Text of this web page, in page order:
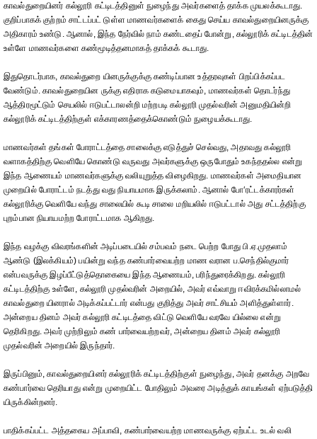
காவல்துறையினர் கல்லூரி கட்டிடத்தினுள் நுழைந்து அவர்களைத் தாக்க முயலக்கூடாது.
குறிப்பாகக் குற்றம் சாட்டப்பட் டுள்ள மாணவர்களைக் கைது செய்ய காவல்துறையினருக்கு
அதிகாரம் உண்டு. ஆனால், இந்த நேர்வில் நாம் கண்டதைப் போன்று, கல்லூரிக் கட்டிடத்தின்
உள்ளே மாணவர்களை கண்மூடித்தனமாகத் தாக்கக் கூடாது.
இதுதொடர்பாக, காவல்துறை யினருக்குக்கு கண்டிப்பான உத்தரவுகள் பிறப்பிக்கப்பட
வேண்டும். காவல்துறையின ருக்கு எதிராக கடுமையாகவும், மாணவர்கள் தொடர்ந்து
ஆத்திரமூட்டும் செயலில் ஈடுபட்டாலன்றி மற்றபடி கல்லூரி முதல்வரின் அனுமதியின்றி
கல்லூரிக் கட்டிடத்திற்குள் எக்காரணத்தைக்கொண்டும் நுழையக்கூடாது.
மாணவர்கள் தங்கள் போராட்டத்தை சாலைக்கு எடுத்துச் செல்வது, அதாவது கல்லூரி
வளாகத்திற்கு வெளியே கொண்டு வருவது அவர்களுக்கு ஒருபோதும் உகந்ததல்ல என்று
இந்த ஆணையம் மாணவர்களுக்கு வலியுறுத்த விழைகிறது. மாணவர்கள் அமைதியான
முறையில் போராட்டம் நடத்து வது நியாயமாக இருக்கலாம். ஆனால் போ‘ரட்டக்காரர்கள்
கல்லூரிக்கு வெளியே வந்து சாலையில் கூடி சாலை மறியலில் ஈடுபட்டால் அது சட்டத்திற்கு
புறம்பான நியாயமற்ற போராட்டமாக ஆகிறது.
இந்த வழக்கு விவரங்களின் அடிப்படையில் சம்பவம் நடை பெற்ற போது பி.ஏ.முதலாம்
ஆண்டு (இலக்கியம்) பயின்று வந்த கண்பார்வையற்ற மாண வரான ப.செந்தில்குமார்
என்பவருக்கு இழப்பீட்டுத்தொகையை இந்த ஆணையம், பரிந்துரைக்கிறது. கல்லூரி
கட்டிடத்திற்கு உள்ளே, கல்லூரி முதல்வரின் அறையில், அவர் எவ்வாறு ஈவிரக்கமில்லாமல்
காவல்துறை யினரால் அடிக்கப்பட்டார் என்பது குறித்து அவர் சாட்சியம் அளித்துள்ளார்.
அன்றைய தினம் அவர் கல்லூரி கட்டிடத்தை விட்டு வெளியே வரவே யில்லை என்று
தெரிகிறது. அவர் முற்றிலும் கண் பார்வையற்றவர், அன்றைய தினம் அவர் கல்லூரி
முதல்வரின் அறையில் இருந்தார்.
இருப்பினும், காவல்துறையினர் கல்லூரிக் கட்டிடத்திற்குள் நுழைந்து, அவர் தனக்கு அறவே
கண்பார்வை தெரியாது என்று முறையிட்ட போதிலும் அவரை அடித்துக் காயங்கள் ஏற்படுத்தி
யிருக்கின்றனர்.
பாதிக்கப்பட்ட அத்தகைய அப்பாவி, கண்பார்வையற்ற மாணவருக்கு ஏற்பட்ட உடல் வலி